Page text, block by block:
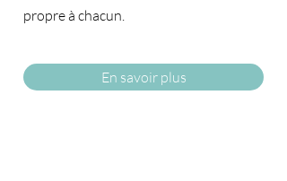
propre à chacun.​
En savoir plus